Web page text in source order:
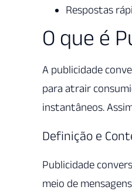
Respostas
O que é
A publicidade
para atrair
instantâneos.
Definição e
Publicidade
meio de